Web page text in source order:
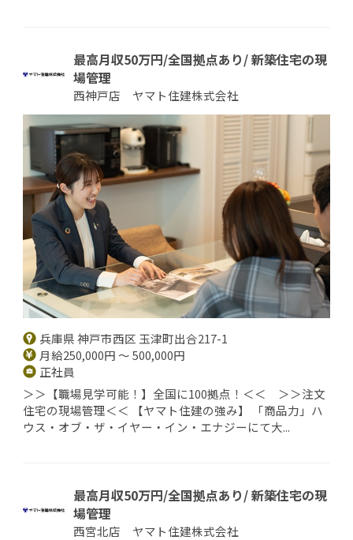
最高月収50万円/全国拠点あり/ 新築住宅の現
場管理
西神戸店 ヤマト住建株式会社
兵庫県 神戸市西区 玉津町出合217-1
月給250,000円 ～ 500,000円
正社員
＞＞【職場見学可能！】全国に100拠点！＜＜ ＞＞注文
住宅の現場管理＜＜ 【ヤマト住建の強み】 「商品力」ハ
ウス・オブ・ザ・イヤー・イン・エナジーにて大...
最高月収50万円/全国拠点あり/ 新築住宅の現
場管理
西宮北店 ヤマト住建株式会社